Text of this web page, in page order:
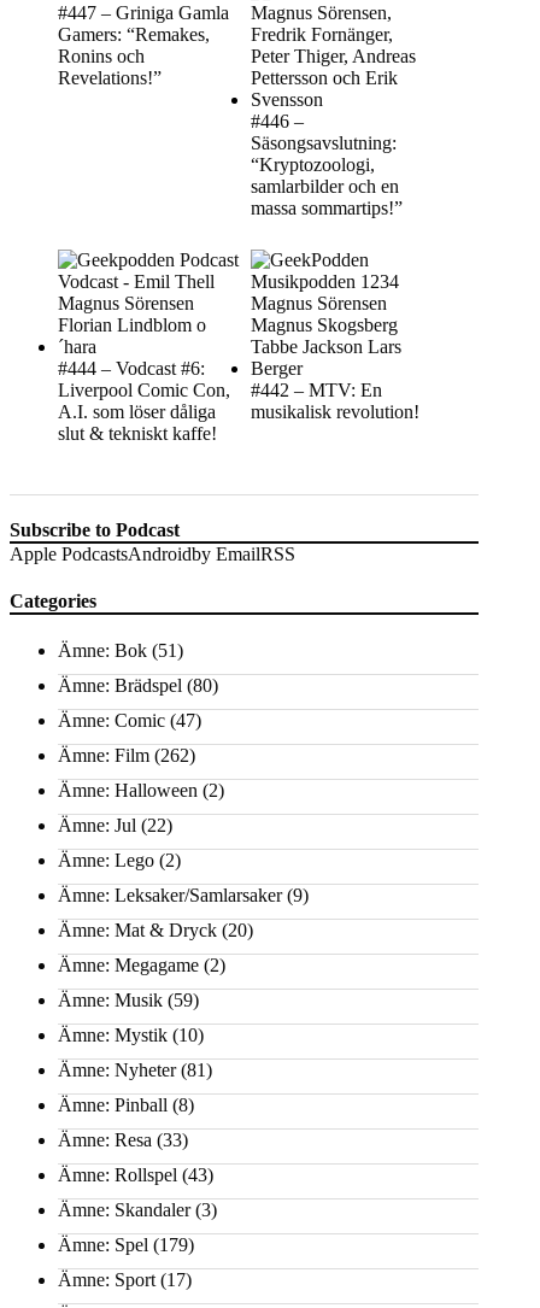
#447 – Griniga Gamla
Gamers: “Remakes,
Ronins och
Revelations!”
#446 –
Säsongsavslutning:
“Kryptozoologi,
samlarbilder och en
massa sommartips!”
#444 – Vodcast #6:
Liverpool Comic Con,
A.I. som löser dåliga
slut & tekniskt kaffe!
#442 – MTV: En
musikalisk revolution!
Subscribe to Podcast
Apple PodcastsAndroidby EmailRSS
Categories
Ämne: Bok (51)
Ämne: Brädspel (80)
Ämne: Comic (47)
Ämne: Film (262)
Ämne: Halloween (2)
Ämne: Jul (22)
Ämne: Lego (2)
Ämne: Leksaker/Samlarsaker(9)
Ämne: Mat & Dryck (20)
Ämne: Megagame (2)
Ämne: Musik (59)
Ämne: Mystik (10)
Ämne: Nyheter(81)
Ämne: Pinball (8)
Ämne: Resa (33)
Ämne: Rollspel (43)
Ämne: Skandaler(3)
Ämne: Spel (179)
Ämne: Sport (17)